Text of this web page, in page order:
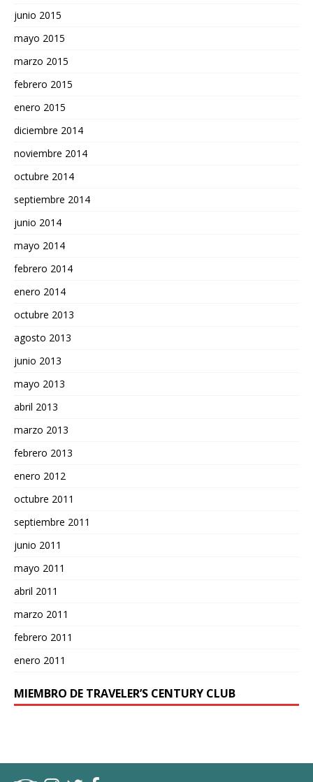
junio 2015
mayo 2015
marzo 2015
febrero 2015
enero 2015
diciembre 2014
noviembre 2014
octubre 2014
septiembre 2014
junio 2014
mayo 2014
febrero 2014
enero 2014
octubre 2013
agosto 2013
junio 2013
mayo 2013
abril 2013
marzo 2013
febrero 2013
enero 2012
octubre 2011
septiembre 2011
junio 2011
mayo 2011
abril 2011
marzo 2011
febrero 2011
enero 2011
MIEMBRO DE TRAVELER’S CENTURY CLUB